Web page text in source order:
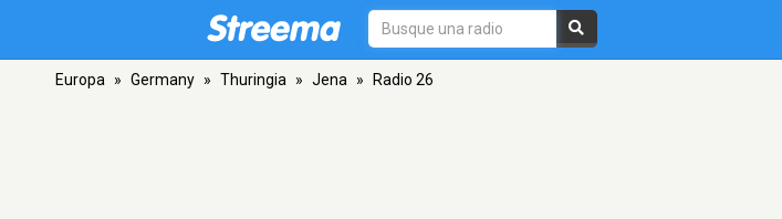
Europa » Germany » Thuringia » Jena » Radio 26